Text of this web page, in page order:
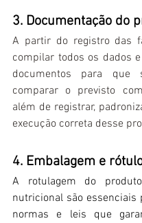
3. Documentação do
A partir do registro das
compilar todos os dados
documentos para que
comparar o previsto
além de registrar,
execução correta desse
4. Embalagem e
A rotulagem do
nutricional são essenciais
normas e leis que